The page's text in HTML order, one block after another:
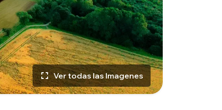
Ver todas las Imagenes